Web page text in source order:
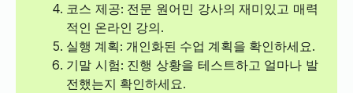
코스 제공: 전문 원어민 강사의 재미있고 매력
적인 온라인 강의.
실행 계획: 개인화된 수업 계획을 확인하세요.
기말 시험: 진행 상황을 테스트하고 얼마나 발
전했는지 확인하세요.